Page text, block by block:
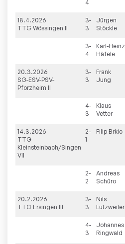
4
18.4.2026
TTG Wössingen II
3-
3
Jürgen
Stöckle
3-
4
Karl-Heinz
Häfele
20.3.2026
SG-ESV-PSV-
Pforzheim II
3-
3
Frank
Jung
4-
3
Klaus
Vetter
14.3.2026
TTG
Kleinsteinbach/Singen
VII
2-
1
Filip Brkic
2-
2
Andreas
Schüro
20.2.2026
TTC Ersingen III
3-
3
Nils
Lutzweiler
4-
3
Johannes
Ringwald